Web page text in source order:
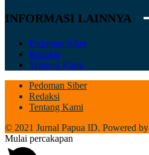
INFORMASI LAINNYA
Pedoman Siber
Redaksi
Tentang Kami
Pedoman Siber
Redaksi
Tentang Kami
© 2021 Jurnal Papua ID. Powered by
Mulai percakapan